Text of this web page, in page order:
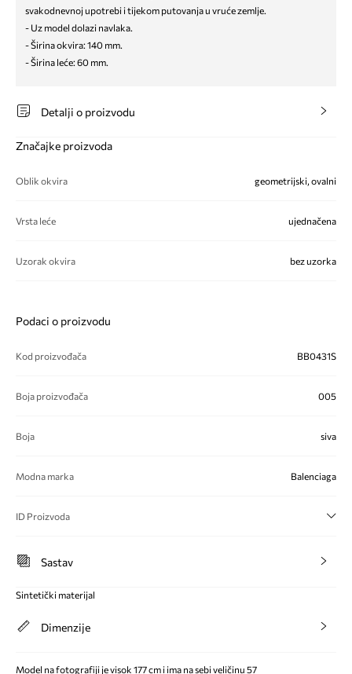
svakodnevnoj upotrebi i tijekom putovanja u vruće zemlje.
- Uz model dolazi navlaka.
- Širina okvira: 140 mm.
- Širina leće: 60 mm.
Detalji o proizvodu
Značajke proizvoda
Oblik okvira geometrijski, ovalni
Vrsta leće ujednačena
Uzorak okvira bez uzorka
Podaci o proizvodu
Kod proizvođača BB0431S
Boja proizvođača 005
Boja siva
Modna marka Balenciaga
ID Proizvoda
Sastav
Sintetički materijal
Dimenzije
Model na fotografiji je visok 177 cm i ima na sebi veličinu 57